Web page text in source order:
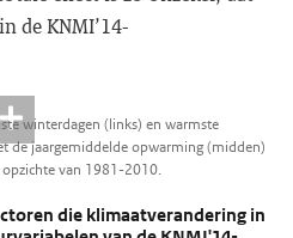
de KNMI’14-
winterdagen (links) en warmste
de jaargemiddelde opwarming (midden)
van 1981-2010.
die klimaatverandering in